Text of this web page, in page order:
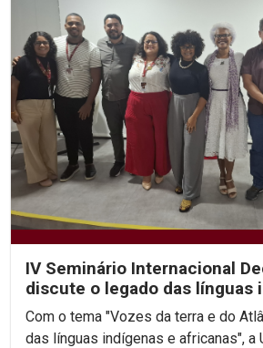
IV Seminário Internacional
discute o legado das línguas
africanas
Com o tema "Vozes da terra e do
das línguas indígenas e africanas", a